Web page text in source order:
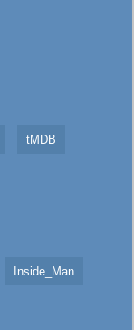
tMDB
Inside_Man